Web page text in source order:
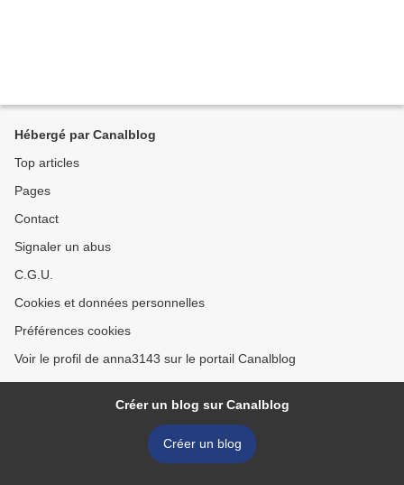
Hébergé par Canalblog
Top articles
Pages
Contact
Signaler un abus
C.G.U.
Cookies et données personnelles
Préférences cookies
Voir le profil de anna3143 sur le portail Canalblog
Créer un blog sur Canalblog
Créer un blog